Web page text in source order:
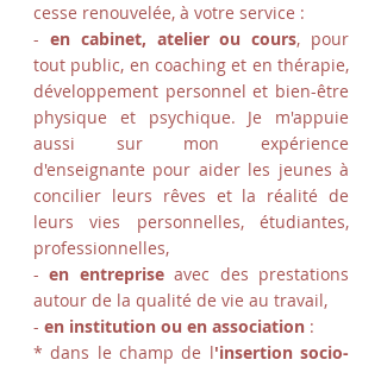
cesse renouvelée, à votre service :
- en cabinet, atelier ou cours, pour
tout public, en coaching et en thérapie,
développement personnel et bien-être
physique et psychique. Je m'appuie
aussi sur mon expérience
d'enseignante pour aider les jeunes à
concilier leurs rêves et la réalité de
leurs vies personnelles, étudiantes,
professionnelles,
-en entrepriseavec des prestations
autour de la qualité de vie au travail,
- en institution ou en association :
* dans le champ de l'insertion socio-